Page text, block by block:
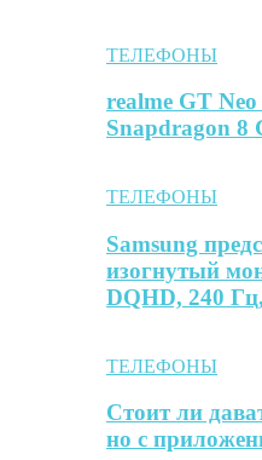
ТЕЛЕФОНЫ
realme GT
Snapdragon 8
ТЕЛЕФОНЫ
Samsung
изогнутый
DQHD, 240
ТЕЛЕФОНЫ
Стоит ли
но с